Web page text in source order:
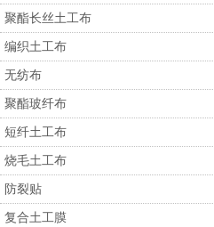
聚酯长丝土工布
编织土工布
无纺布
聚酯玻纤布
短纤土工布
烧毛土工布
防裂贴
复合土工膜